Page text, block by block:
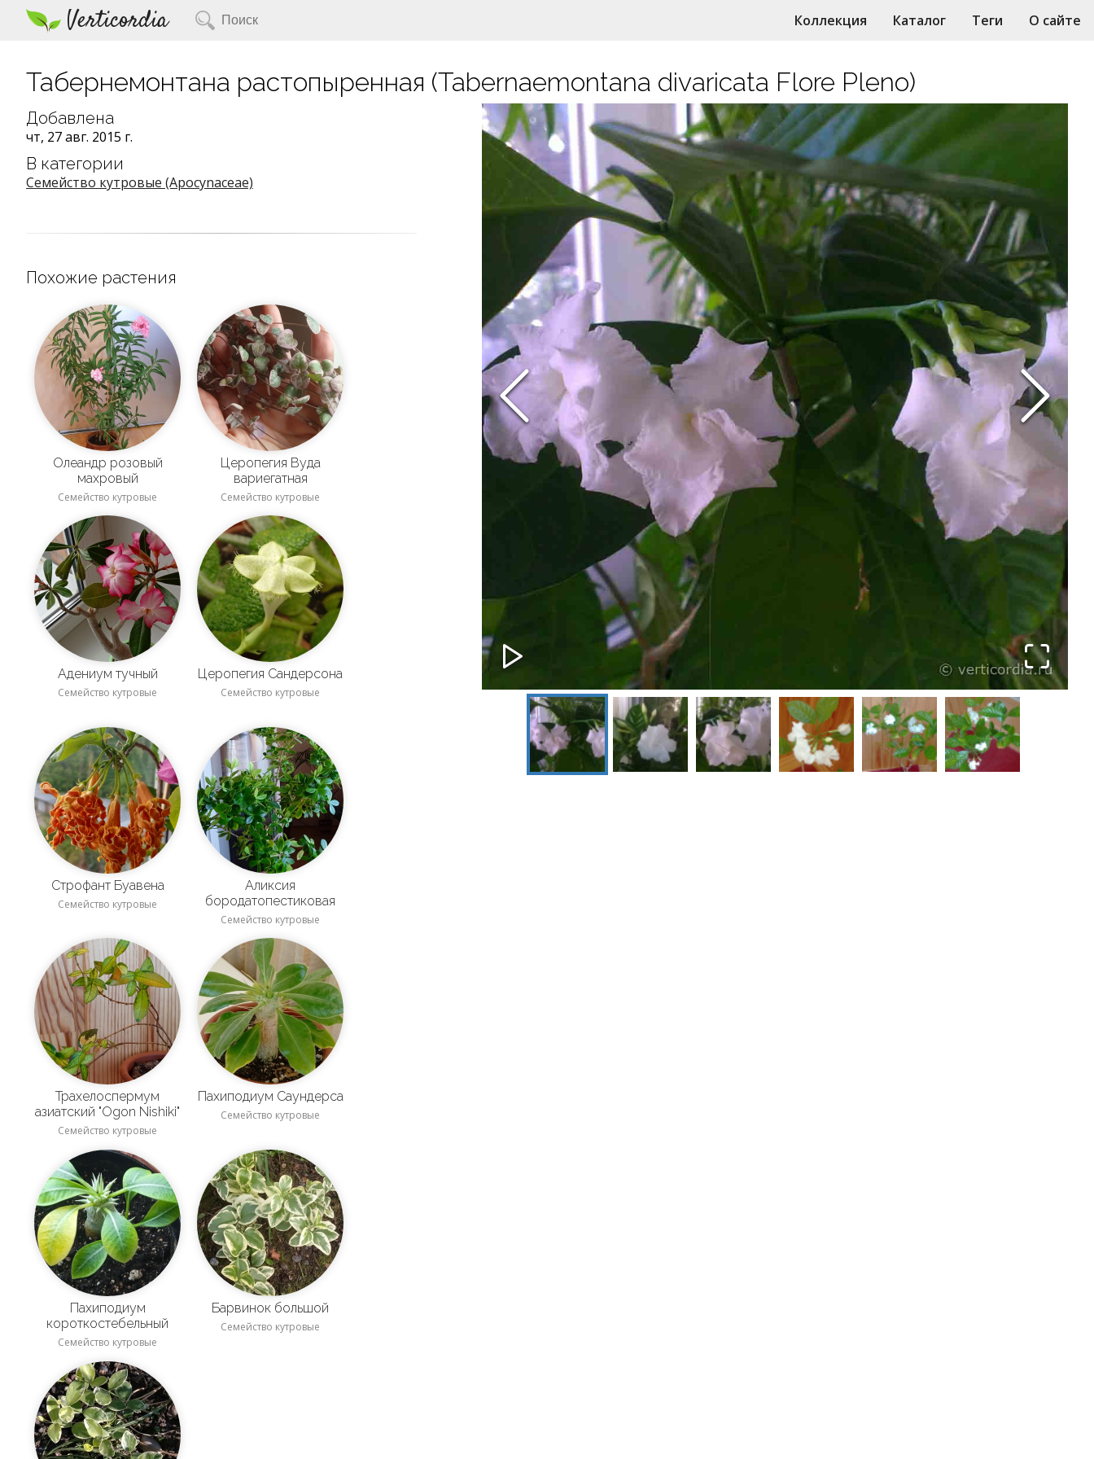
Verticordia Коллекция Каталог Теги О сайте
Табернемонтана растопыренная (Tabernaemontana divaricata Flore Pleno)
Добавлена
чт, 27 авг. 2015 г.
В категории
Семейство кутровые (Apocynaceae)
Похожие растения
Олеандр розовый
махровый
Семейство кутровые
Церопегия Вуда
вариегатная
Семейство кутровые
Адениум тучный
Семейство кутровые
Церопегия Сандерсона
Семейство кутровые
Строфант Буавена
Семейство кутровые
Аликсия
бородатопестиковая
Семейство кутровые
Трахелоспермум
азиатский "Ogon Nishiki"
Семейство кутровые
Пахиподиум Саундерса
Семейство кутровые
Пахиподиум
короткостебельный
Семейство кутровые
Барвинок большой
Семейство кутровые